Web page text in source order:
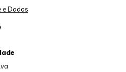
e Dados